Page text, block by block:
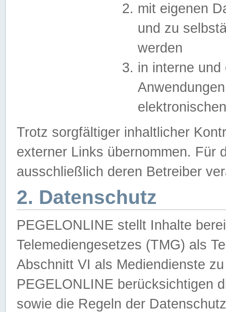
mit eigenen
und zu
werden
in interne
Trotz sorgfältiger inhaltlicher
externer Links übernommen. Für
ausschließlich deren Betreiber
2. Datenschutz
PEGELONLINE stellt Inhalte
Telemediengesetzes (TMG) als
Abschnitt VI als Mediendienste
PEGELONLINE berücksichtigen
sowie die Regeln der